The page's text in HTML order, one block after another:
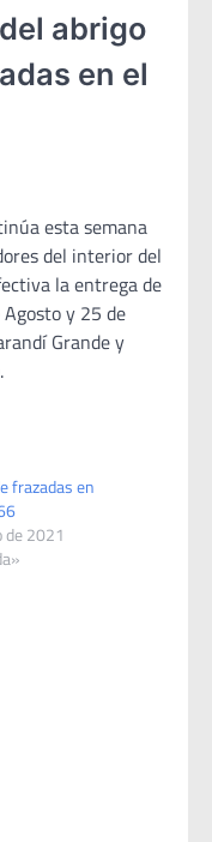
abrigo
en el
esta semana
del interior del
la entrega de
y 25 de
Grande y
frazadas en
de 2021